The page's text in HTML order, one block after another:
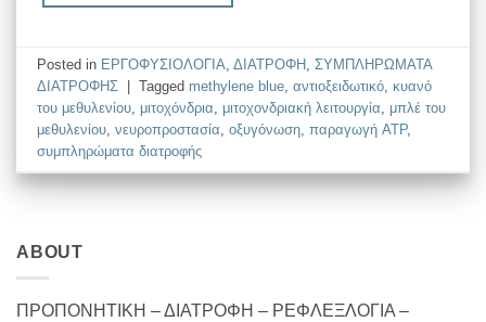
Posted in EΡΓΟΦΥΣΙΟΛΟΓΙΑ,ΔΙΑΤΡΟΦΗ ,ΣΥΜΠΛΗΡΩΜΑΤΑ
ΔΙΑΤΡΟΦΗΣ
Tagged methylene blue,αντιοξειδωτικό, κυανό
του μεθυλενίου, μιτοχόνδρια, μιτοχονδριακή λειτουργία, μπλέ του
μεθυλενίου,νευροπροστασία,οξυγόνωση,παραγωγή ATP,
συμπληρώματα διατροφής
ABOUT
ΠΡΟΠΟΝΗΤΙΚΗ – ΔΙΑΤΡΟΦΗ – ΡΕΦΛΕΞΛΟΓΙΑ –